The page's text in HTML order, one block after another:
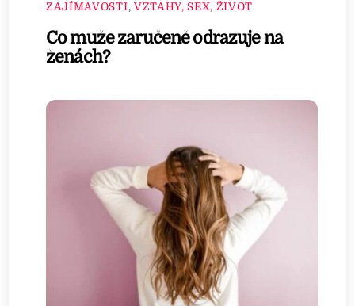
ZAJÍMAVOSTI, VZTAHY, SEX, ŽIVOT
Co muže zaručeně odrazuje na
ženách?